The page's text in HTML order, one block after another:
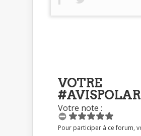
VOTRE
#AVISPOLAR
Votre note :
Pour participer à ce forum, vous devez